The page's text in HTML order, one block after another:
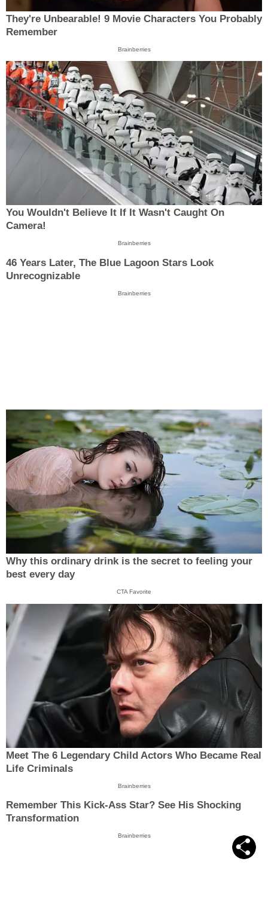
They're Unbearable! 9 Movie Characters You Probably
Remember
Brainberries
You Wouldn't Believe It If It Wasn't Caught On
Camera!
Brainberries
46 Years Later, The Blue Lagoon Stars Look
Unrecognizable
Brainberries
Why this ordinary drink is the secret to feeling your
best every day
CTA Favorite
Meet The 6 Legendary Child Actors Who Became Real
Life Criminals
Brainberries
Remember This Kick-Ass Star? See His Shocking
Transformation
Brainberries